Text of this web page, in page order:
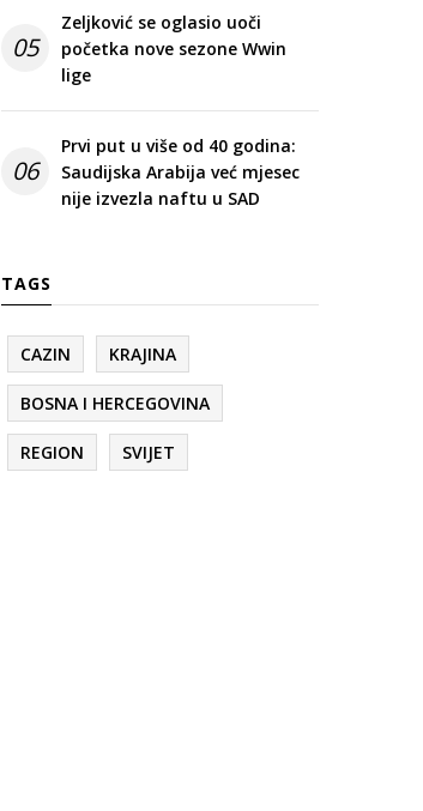
05
Zeljković se oglasio uoči
početka nove sezone Wwin
lige
06
Prvi put u više od 40 godina:
Saudijska Arabija već mjesec
nije izvezla naftu u SAD
TAGS
CAZIN KRAJINA
BOSNA I HERCEGOVINA
REGION SVIJET